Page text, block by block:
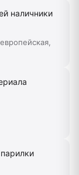
наличники